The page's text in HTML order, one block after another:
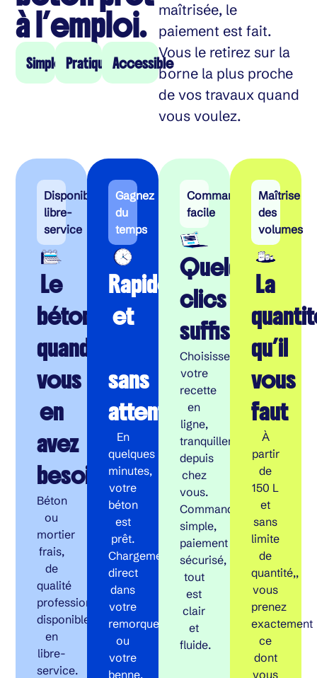
à l’emploi.
Simple Pratique Accessible
maîtrisée, le
paiement est fait.
Vous le retirez sur la
borne la plus proche
de vos travaux quand
vous voulez.
Disponibilité
libre-
service
Le
béton
quand
vous
en
avez
besoin
Béton
ou
mortier
frais,
de
qualité
professionnelle,
disponible
en
libre-
service.
Gagnez
du
temps
Rapide
et
sans
attente
En
quelques
minutes,
votre
béton
est
prêt.
Chargement
direct
dans
votre
remorque
ou
votre
benne,
Commande
facile
Quelques
clics
suffisent
Choisissez
votre
recette
en
ligne,
tranquillement
depuis
chez
vous.
Commande
simple,
paiement
sécurisé,
tout
est
clair
et
fluide.
Maîtrise
des
volumes
La
qu’il
vous
faut
À
partir
de
150 L
et
sans
limite
de
quantité,,
vous
prenez
exactement
ce
dont
vous